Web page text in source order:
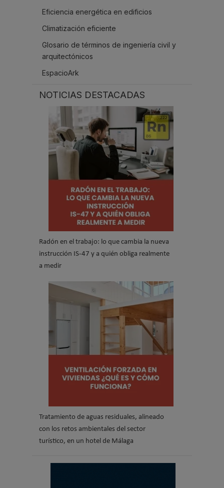
Eficiencia energética en edificios
Climatización eficiente
Glosario de términos de ingeniería civil y
arquitectónicos
EspacioArk
NOTICIAS DESTACADAS
Radón en el trabajo: lo que cambia la nueva
instrucción IS-47 y a quién obliga realmente
a medir
Tratamiento de aguas residuales, alineado
con los retos ambientales del sector
turístico, en un hotel de Málaga